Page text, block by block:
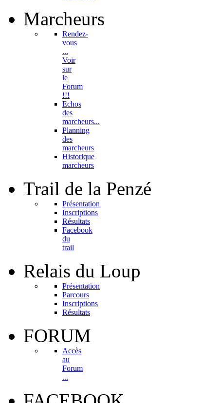
Marcheurs
Rendez-
vous
...
Voir
sur
le
Forum
!!!
Echos
des
marcheurs...
Planning
des
marcheurs
Historique
marcheurs
Trail de la Penzé
Présentation
Inscriptions
Résultats
Facebook
du
trail
Relais du Loup
Présentation
Parcours
Inscriptions
Résultats
FORUM
Accès
au
Forum
...